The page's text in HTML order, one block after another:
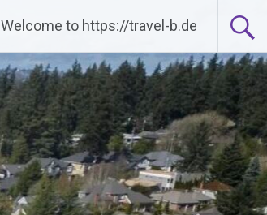
Welcome to https://travel-b.de